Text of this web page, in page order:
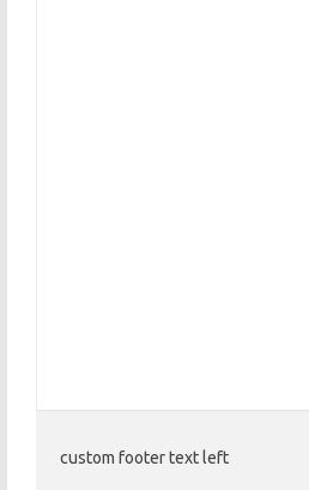
custom footer text left